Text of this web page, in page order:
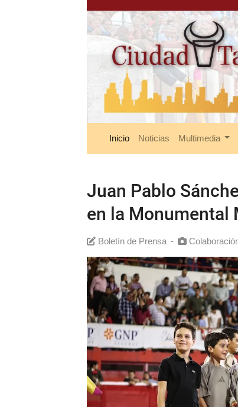
Inicio Noticias Multimedia
Juan Pablo
en la Monumental
Boletín de Prensa -